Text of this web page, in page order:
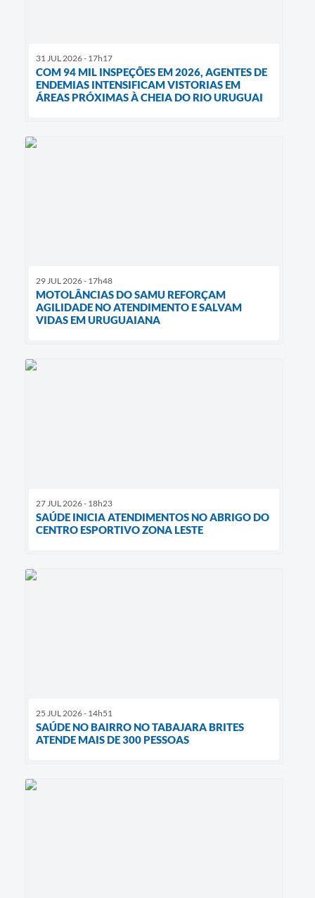
31 JUL 2026 - 17h17
COM 94 MIL INSPEÇÕES EM 2026, AGENTES DE
ENDEMIAS INTENSIFICAM VISTORIAS EM
ÁREAS PRÓXIMAS À CHEIA DO RIO URUGUAI
29 JUL 2026 - 17h48
MOTOLÂNCIAS DO SAMU REFORÇAM
AGILIDADE NO ATENDIMENTO E SALVAM
VIDAS EM URUGUAIANA
27 JUL 2026 - 18h23
SAÚDE INICIA ATENDIMENTOS NO ABRIGO DO
CENTRO ESPORTIVO ZONA LESTE
25 JUL 2026 - 14h51
SAÚDE NO BAIRRO NO TABAJARA BRITES
ATENDE MAIS DE 300 PESSOAS